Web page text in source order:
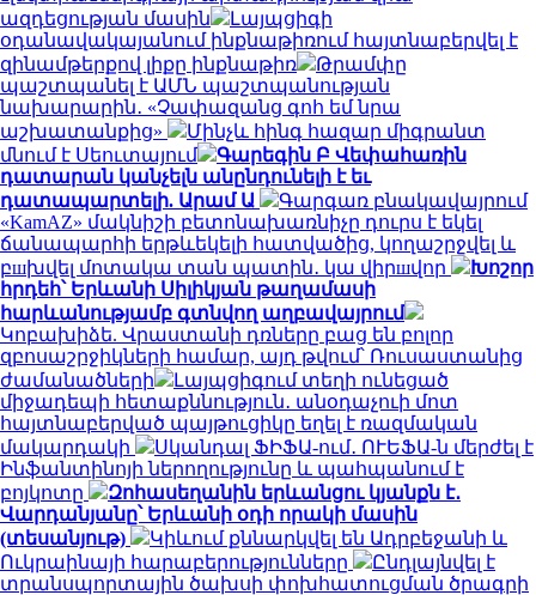
ազդեցության մասին
Լայպցիգի
օդանավակայանում ինքնաթիռում հայտնաբերվել է
զինամթերքով լիքը ինքնաթիռ
Թրամփը
պաշտպանել է ԱՄՆ պաշտպանության
նախարարին․ «Չափազանց գոհ եմ նրա
աշխատանքից»
Մինչև հինգ հազար միգրանտ
մնում է Սեուտայում
Գարեգին Բ Վեփահառին
դատարան կանչելն անընդունելի է եւ
դատապարտելի. Արամ Ա
Գարգառ բնակավայրում
«KamAZ» մակնիշի բետոնախառնիչը դուրս է եկել
ճանապարհի երթևեկելի հատվածից, կողաշրջվել և
բшխվել մոտակա տան պատին․ կա վիրшվոր
Խոշոր
հրդեհ՝ Երևանի Սիլիկյան թաղամասի
հարևանությամբ գտնվող աղբավայրում
Կոբախիձե. Վրաստանի դռները բաց են բոլոր
զբոսաշրջիկների համար, այդ թվում՝ Ռուսաստանից
ժամանածների
Լայպցիգում տեղի ունեցած
միջադեպի հետաքննություն․ անօդաչուի մոտ
հայտնաբերված պայթուցիկը եղել է ռազմական
մակարդակի
Սկանդալ ՖԻՖԱ-ում․ ՈՒԵՖԱ-ն մերժել է
Ինֆանտինոյի ներողությունը և պահպանում է
բոյկոտը
Զոհասեղանին երևանցու կյանքն է․
Վարդանյանը՝ Երևանի օդի որակի մասին
(տեսանյութ)
Կիևում քննարկվել են Ադրբեջանի և
Ուկրաինայի հարաբերությունները
Ընդլայնվել է
տրանսպորտային ծախսի փոխհատուցման ծրագրի